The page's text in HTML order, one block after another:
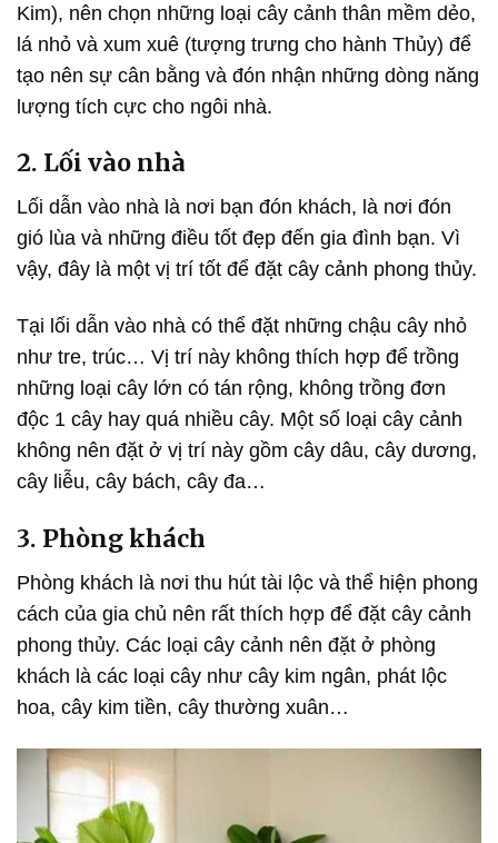
Kim), nên chọn những loại cây cảnh thân mềm dẻo,
lá nhỏ và xum xuê (tượng trưng cho hành Thủy) để
tạo nên sự cân bằng và đón nhận những dòng năng
lượng tích cực cho ngôi nhà.
2. Lối vào nhà
Lối dẫn vào nhà là nơi bạn đón khách, là nơi đón
gió lùa và những điều tốt đẹp đến gia đình bạn. Vì
vậy, đây là một vị trí tốt để đặt cây cảnh phong thủy.
Tại lối dẫn vào nhà có thể đặt những chậu cây nhỏ
như tre, trúc… Vị trí này không thích hợp để trồng
những loại cây lớn có tán rộng, không trồng đơn
độc 1 cây hay quá nhiều cây. Một số loại cây cảnh
không nên đặt ở vị trí này gồm cây dâu, cây dương,
cây liễu, cây bách, cây đa…
3. Phòng khách
Phòng khách là nơi thu hút tài lộc và thể hiện phong
cách của gia chủ nên rất thích hợp để đặt cây cảnh
phong thủy. Các loại cây cảnh nên đặt ở phòng
khách là các loại cây như cây kim ngân, phát lộc
hoa, cây kim tiền, cây thường xuân…